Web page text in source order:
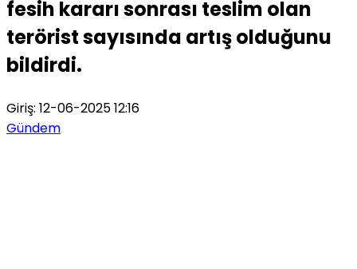
fesih kararı sonrası teslim olan
terörist sayısında artış olduğunu
bildirdi.
Giriş: 12-06-2025 12:16
Gündem